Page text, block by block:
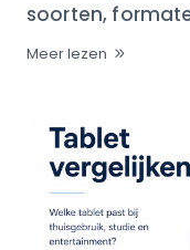
soorten,
Meer lezen